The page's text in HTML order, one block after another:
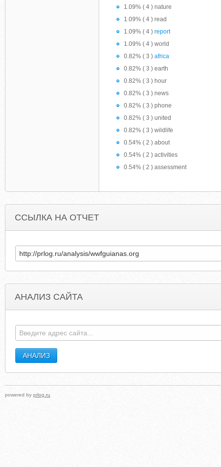
1.09% ( 4 ) nature
1.09% ( 4 ) read
1.09% ( 4 ) report
1.09% ( 4 ) world
0.82% ( 3 ) africa
0.82% ( 3 ) earth
0.82% ( 3 ) hour
0.82% ( 3 ) news
0.82% ( 3 ) phone
0.82% ( 3 ) united
0.82% ( 3 ) wildlife
0.54% ( 2 ) about
0.54% ( 2 ) activities
0.54% ( 2 ) assessment
ССЫЛКА НА ОТЧЕТ
АНАЛИЗ САЙТА
powered by prlog.ru